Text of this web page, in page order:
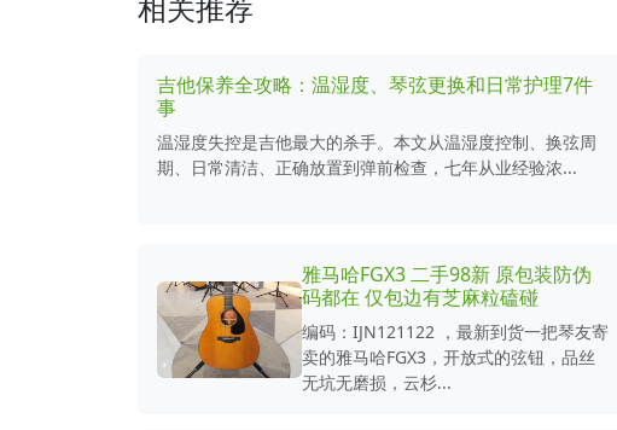
相关推荐
吉他保养全攻略：温湿度、琴弦更换和日常护理7件
事
温湿度失控是吉他最大的杀手。本文从温湿度控制、换弦周
期、日常清洁、正确放置到弹前检查，七年从业经验浓...
雅马哈FGX3 二手98新 原包装防伪
码都在 仅包边有芝麻粒磕碰
编码：IJN121122 ，最新到货一把琴友寄
卖的雅马哈FGX3，开放式的弦钮，品丝
无坑无磨损，云杉...